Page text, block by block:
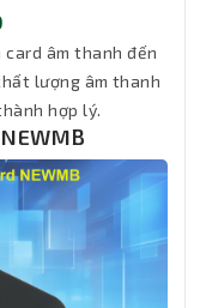
âm thanh đến
lượng âm thanh
hợp lý.